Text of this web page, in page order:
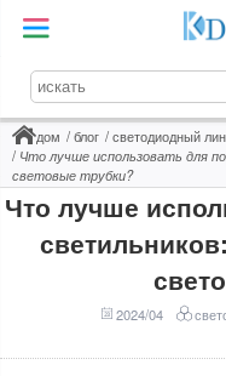
дом блог
светодиодный
Что лучше использовать для
световые трубки?
Что лучше
2024/04